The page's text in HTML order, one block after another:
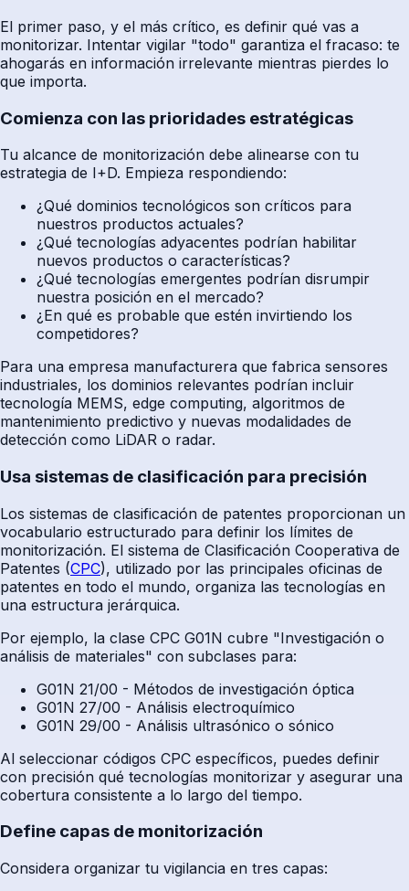
El primer paso, y el más crítico, es definir qué vas a
monitorizar. Intentar vigilar "todo" garantiza el fracaso: te
ahogarás en información irrelevante mientras pierdes lo
que importa.
Comienza con las prioridades estratégicas
Tu alcance de monitorización debe alinearse con tu
estrategia de I+D. Empieza respondiendo:
¿Qué dominios tecnológicos son críticos para
nuestros productos actuales?
¿Qué tecnologías adyacentes podrían habilitar
nuevos productos o características?
¿Qué tecnologías emergentes podrían disrumpir
nuestra posición en el mercado?
¿En qué es probable que estén invirtiendo los
competidores?
Para una empresa manufacturera que fabrica sensores
industriales, los dominios relevantes podrían incluir
tecnología MEMS, edge computing, algoritmos de
mantenimiento predictivo y nuevas modalidades de
detección como LiDAR o radar.
Usa sistemas de clasificación para precisión
Los sistemas de clasificación de patentes proporcionan un
vocabulario estructurado para definir los límites de
monitorización. El sistema de Clasificación Cooperativa de
Patentes (CPC), utilizado por las principales oficinas de
patentes en todo el mundo, organiza las tecnologías en
una estructura jerárquica.
Por ejemplo, la clase CPC G01N cubre "Investigación o
análisis de materiales" con subclases para:
G01N 21/00 - Métodos de investigación óptica
G01N 27/00 - Análisis electroquímico
G01N 29/00 - Análisis ultrasónico o sónico
Al seleccionar códigos CPC específicos, puedes definir
con precisión qué tecnologías monitorizar y asegurar una
cobertura consistente a lo largo del tiempo.
Define capas de monitorización
Considera organizar tu vigilancia en tres capas: